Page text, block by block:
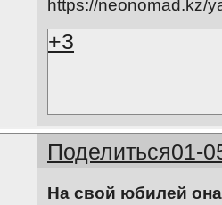
https://neonomad.kz/
+3
Поделиться01-
На свой юбилей